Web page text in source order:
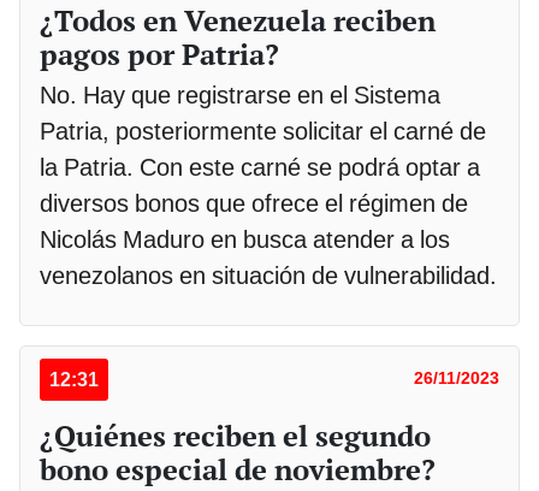
¿Todos en Venezuela reciben
pagos por Patria?
No. Hay que registrarse en el Sistema
Patria, posteriormente solicitar el carné de
la Patria. Con este carné se podrá optar a
diversos bonos que ofrece el régimen de
Nicolás Maduro en busca atender a los
venezolanos en situación de vulnerabilidad.
12:31 26/11/2023
¿Quiénes reciben el segundo
bono especial de noviembre?